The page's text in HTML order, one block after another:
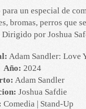
un especial de
bromas, perros que
Dirigido por Joshua
Adam Sandler: Love
Año: 2024
Adam Sandler
Joshua Safdie
Comedia | Stand-Up